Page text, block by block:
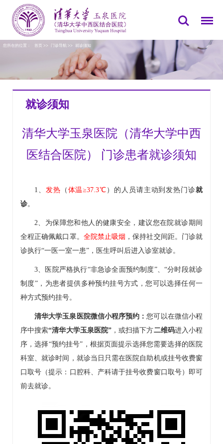
您所在的位置： 首页 >> 门诊导航 >> 就诊须知
就诊须知
清华大学玉泉医院（清华大学中西
医结合医院） 门诊患者就诊须知
1、 发热 （ 体温≥37.3℃ ）的人员请主动到 发热门诊就
诊。
2、为保障您和他人的健康安全，建议您在院就诊期间
全程正确佩戴口罩。 全院禁止吸烟 ，保持社交间距。门诊就
诊执行“一医一室一患”，医生呼叫后进入诊室就诊。
3、医院严格执行“非急诊全面预约制度”、“分时段就诊
制度”，为患者提供多种预约挂号方式，您可以选择任何一
种方式预约挂号。
清华大学玉泉医院微信小程序预约：您可以在微信小程
序中搜索“清华大学玉泉医院” ，或扫描下方二维码进入小程
序，选择“预约挂号”，根据页面提示选择您需要选择的医院
科室、就诊时间，就诊当日只需在医院自助机或挂号收费窗
口取号（提示： 口腔科、产科请于挂号收费窗口取号）即可
前去就诊。